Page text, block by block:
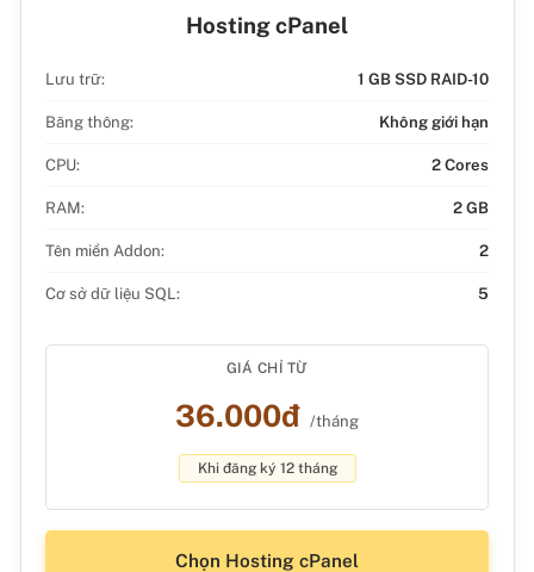
Hosting cPanel
Lưu trữ: 1 GB SSD RAID-10
Băng thông: Không giới hạn
CPU: 2 Cores
RAM: 2 GB
Tên miền Addon: 2
Cơ sở dữ liệu SQL: 5
GIÁ CHỈ TỪ
36.000đ /tháng
Khi đăng ký 12 tháng
Chọn Hosting cPanel